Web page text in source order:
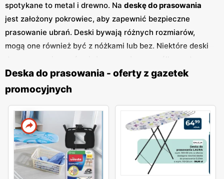
spotykane to metal i drewno. Na deskę do prasowania
jest założony pokrowiec, aby zapewnić bezpieczne
prasowanie ubrań. Deski bywają różnych rozmiarów,
mogą one również być z nóżkami lub bez. Niektóre deski
żelazko.
Deska do prasowania - oferty z gazetek
promocyjnych